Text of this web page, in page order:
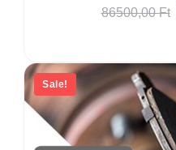
86500,00Ft
Sale!